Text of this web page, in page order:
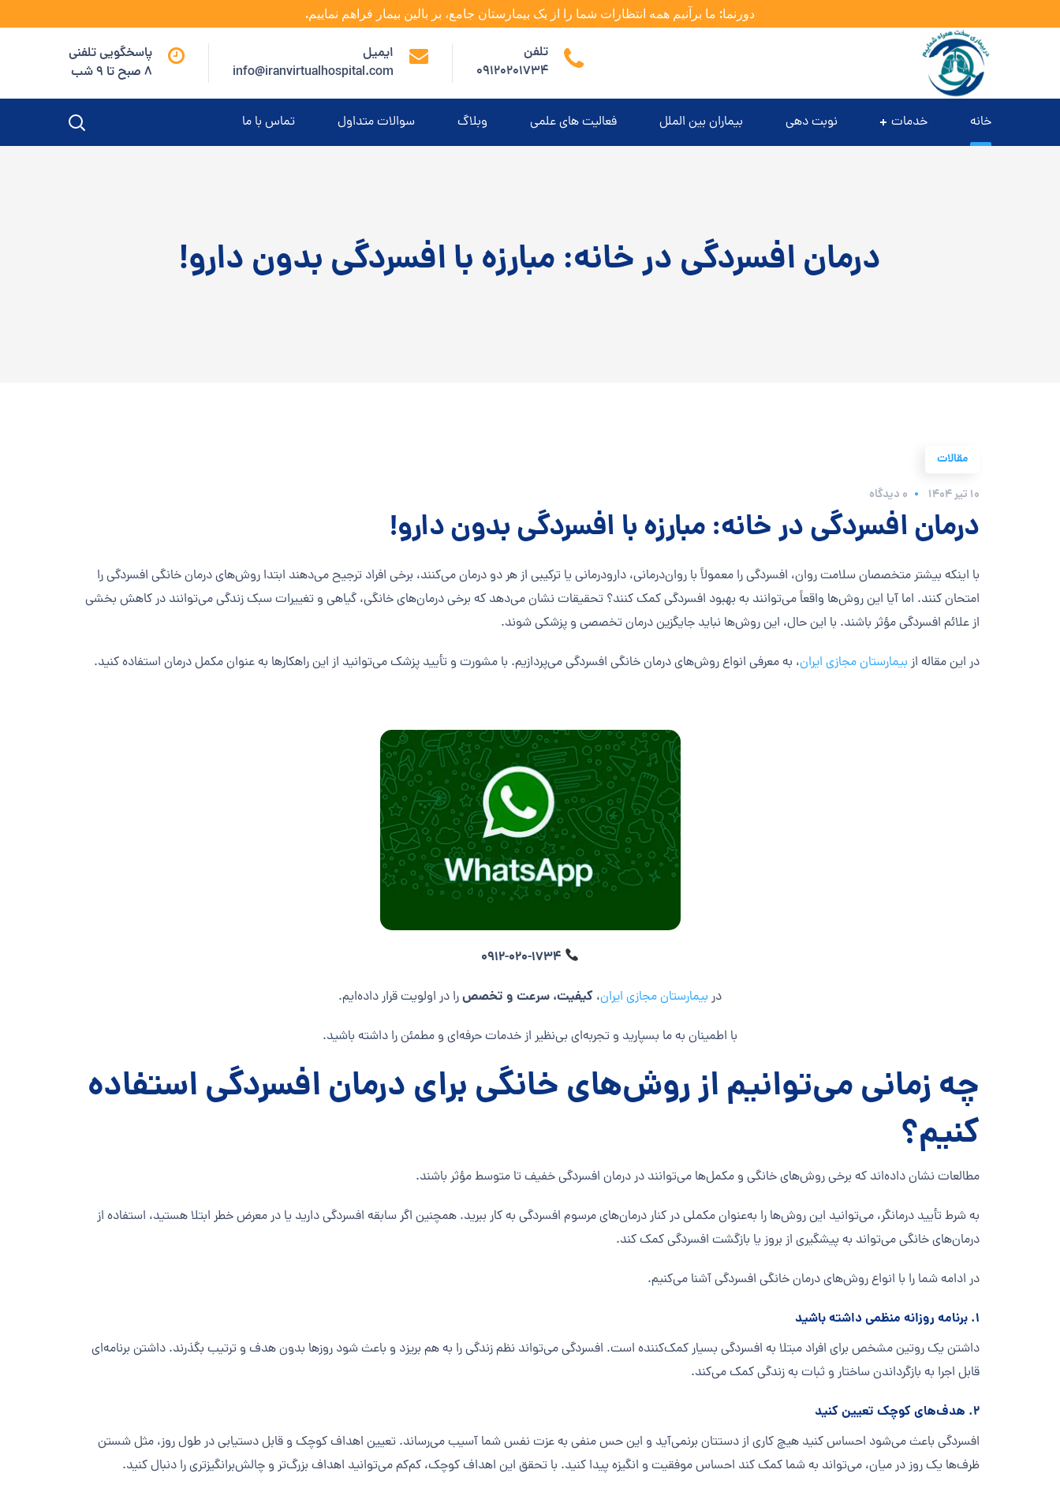
دورنما: ما برآنیم همه انتظارات شما را از یک بیمارستان جامع، بر بالین بیمار فراهم نماییم.
تلفن
09120201734
ایمیل
info@iranvirtualhospital.com
پاسخگویی تلفنی
8 صبح تا 9 شب
خانه خدمات نوبت دهی بیماران بین الملل فعالیت های علمی وبلاگ سوالات متداول تماس با ما
درمان افسردگی در خانه: مبارزه با افسردگی بدون دارو!
مقالات
۱۰ تیر ۱۴۰۴ 0 دیدگاه
درمان افسردگی در خانه: مبارزه با افسردگی بدون دارو!
با اینکه بیشتر متخصصان سلامت روان، افسردگی را معمولاً با روان‌درمانی، دارودرمانی یا ترکیبی از هر دو درمان می‌کنند، برخی افراد ترجیح می‌دهند ابتدا روش‌های درمان خانگی افسردگی را
امتحان کنند. اما آیا این روش‌ها واقعاً می‌توانند به بهبود افسردگی کمک کنند؟ تحقیقات نشان می‌دهد که برخی درمان‌های خانگی، گیاهی و تغییرات سبک زندگی می‌توانند در کاهش بخشی
از علائم افسردگی مؤثر باشند. با این حال، این روش‌ها نباید جایگزین درمان تخصصی و پزشکی شوند.
در این مقاله از بیمارستان مجازی ایران، به معرفی انواع روش‌های درمان خانگی افسردگی می‌پردازیم. با مشورت و تأیید پزشک می‌توانید از این راهکارها به عنوان مکمل درمان استفاده کنید.
0912-020-1734
در بیمارستان مجازی ایران، کیفیت، سرعت و تخصصرا در اولویت قرار داده‌ایم.
با اطمینان به ما بسپارید و تجربه‌ای بی‌نظیر از خدمات حرفه‌ای و مطمئن را داشته باشید.
چه زمانی می‌توانیم از روش‌های خانگی برای درمان افسردگی استفاده
کنیم؟
مطالعات نشان داده‌اند که برخی روش‌های خانگی و مکمل‌ها می‌توانند در درمان افسردگی خفیف تا متوسط مؤثر باشند.
به شرط تأیید درمانگر، می‌توانید این روش‌ها را به‌عنوان مکملی در کنار درمان‌های مرسوم افسردگی به کار ببرید. همچنین اگر سابقه افسردگی دارید یا در معرض خطر ابتلا هستید، استفاده از
درمان‌های خانگی می‌تواند به پیشگیری از بروز یا بازگشت افسردگی کمک کند.
در ادامه شما را با انواع روش‌های درمان خانگی افسردگی آشنا می‌کنیم.
۱. برنامه روزانه منظمی داشته باشید
داشتن یک روتین مشخص برای افراد مبتلا به افسردگی بسیار کمک‌کننده است. افسردگی می‌تواند نظم زندگی را به هم بریزد و باعث شود روزها بدون هدف و ترتیب بگذرند. داشتن برنامه‌ای
قابل اجرا به بازگرداندن ساختار و ثبات به زندگی کمک می‌کند.
۲. هدف‌های کوچک تعیین کنید
افسردگی باعث می‌شود احساس کنید هیچ کاری از دستتان برنمی‌آید و این حس منفی به عزت نفس شما آسیب می‌رساند. تعیین اهداف کوچک و قابل دستیابی در طول روز، مثل شستن
ظرف‌ها یک روز در میان، می‌تواند به شما کمک کند احساس موفقیت و انگیزه پیدا کنید. با تحقق این اهداف کوچک، کم‌کم می‌توانید اهداف بزرگ‌تر و چالش‌برانگیزتری را دنبال کنید.